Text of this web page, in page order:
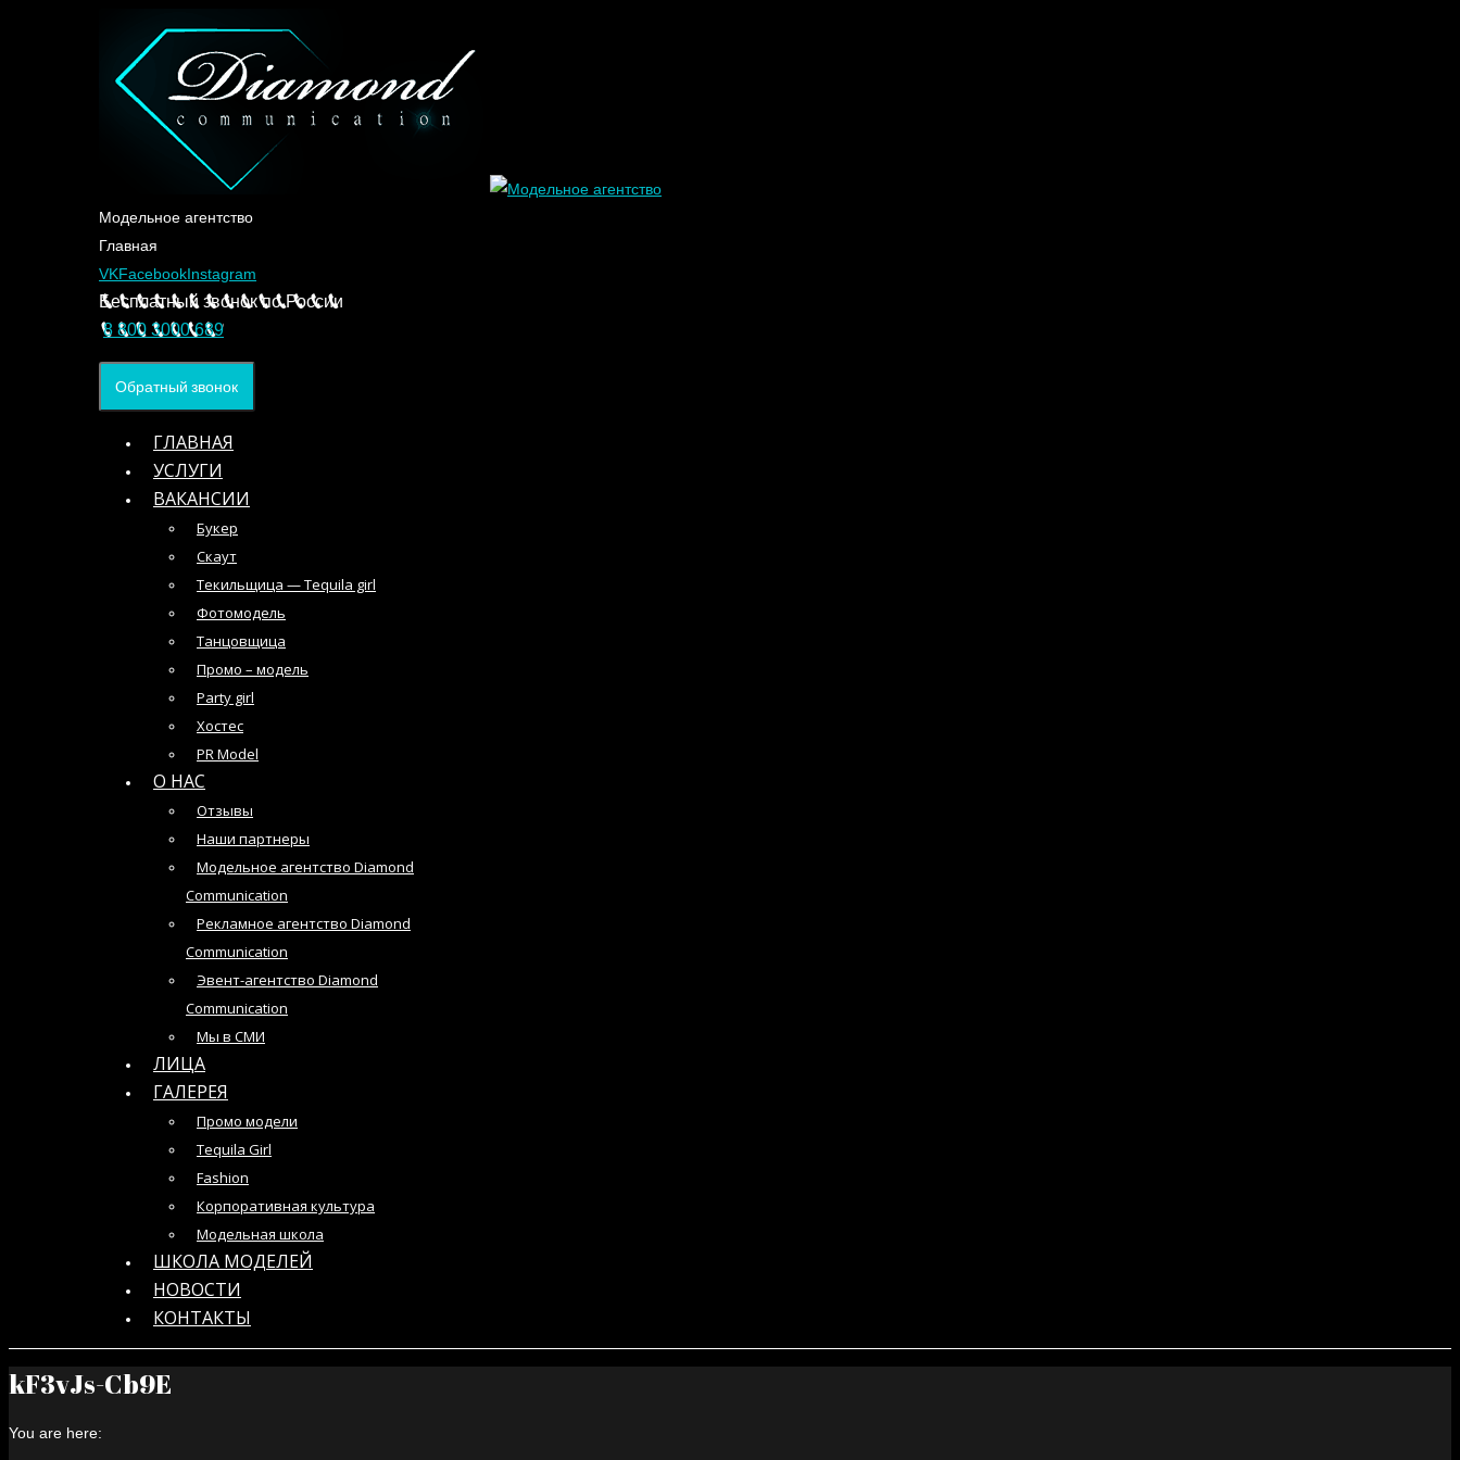
Модельное агентство
Главная
VKFacebookInstagram
Бесплатный звонок по России
8 800 3000 689
Обратный звонок
ГЛАВНАЯ
УСЛУГИ
ВАКАНСИИ
Букер
Скаут
Текильщица — Tequila girl
Фотомодель
Танцовщица
Промо – модель
Party girl
Хостес
PR Model
О НАС
Отзывы
Наши партнеры
Модельное агентство Diamond
Communication
Рекламное агентство Diamond
Communication
Эвент-агентство Diamond
Communication
Мы в СМИ
ЛИЦА
ГАЛЕРЕЯ
Промо модели
Tequila Girl
Fashion
Корпоративная культура
Модельная школа
ШКОЛА МОДЕЛЕЙ
НОВОСТИ
КОНТАКТЫ
kF3vJs-Cb9E
You are here: